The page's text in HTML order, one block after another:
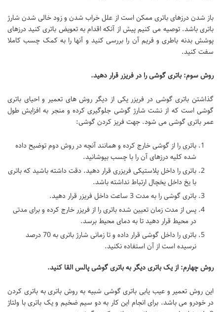
باز شدن درزهای باتری ممکن است از علل خراب شدن و زود خالی شدن شارژ
باتری باشد. توصیه می کنیم پیش از آنکه اقدام به تعویض باتری کنید درزهای
پوشش بدنه باطری و فریم آن را بررسی کنید و آنها را به کمک چسب کاملا
سفت کنید.
روش سوم: باتری گوشی را در فریزر قرار دهید.
گذاشتن باتری گوشی در فریزر یکی از دیگر روش های تعمیر و احیای باتری
گوشی است که از نشت شارژ گوشی جلوگیری کرده و منجر به افزایش طول
عمر باتری گوشی می شود. جهت فریز کردن گوشی:
باتری را از گوشی خارج کرده و همانند آنچه در روش دوم توضیح داده
شده کلیه درزهای آن را با چسب بپوشانید.
باتری را داخل پلاستیکی فریزری قرار دهید. دقت داشته باشید که باتری
با یخ داخل یخچال ارتباط نداشته باشد.
باتری گوشی را به مدت 3 ساعت داخل فریزر قرار دهید.
پس از مدت زمان تعیین شده باتری را از فریزر خارج کرده و برای مدتی
در محیط قرار دهید تا به دمای محیط برسد.
باتری را داخل گوشی قرار داده و تا زمانی شارژ باتری به 70 درصد
نرسیده است از آن استفاده نکنید.
روش چهارم: از یک باتری دیگر به باتری گوشی پالس القا کنید.
این روش تعمیر و عیب یابی باتری گوشی شبیه به روش باتری به باتری کردن
در خودرو می باشد. برای انجام این کار به دو سیم ضخیم و یک باتری با ولتاژ